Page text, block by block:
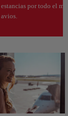
estancias por todo el
avios.